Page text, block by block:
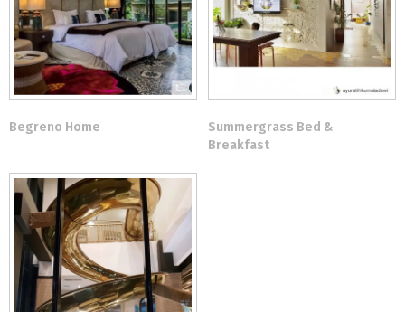
Begreno Home
Summergrass Bed &
Breakfast